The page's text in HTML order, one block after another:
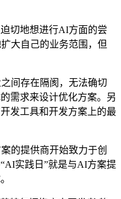
切地想进行AI方面的尝
大自己的业务范围，但
间存在隔阂，无法确切
需求来设计优化方案。另
发工具和开发方案上的最
提供商开始致力于创
实践日”就是与AI方案提